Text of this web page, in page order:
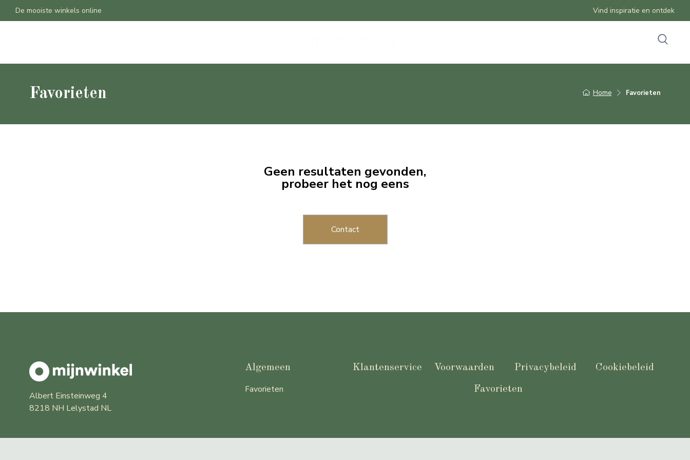
De mooiste winkels online Vind inspiratie en ontdek
Home Favorieten
Favorieten
Geen resultaten gevonden,
probeer het nog eens
Contact
Albert Einsteinweg 4
8218 NH Lelystad NL
Algemeen
Favorieten
Klantenservice Voorwaarden Privacybeleid Cookiebeleid
Favorieten